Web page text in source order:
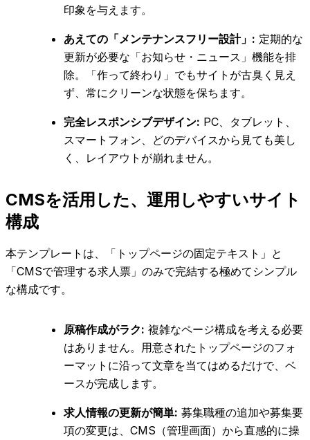
印象を与えます。
あえての「メンテナンスフリー設計」: 定期的な
更新が必要な「お知らせ・ニュース」機能を排
除。「作って終わり」でもサイトが古臭く見え
ず、常にクリーンな状態を保ちます。
完全レスポンシブデザイン: PC、タブレット、
スマートフォン、どのデバイスから見ても美し
く、レイアウトが崩れません。
CMSを活用した、運用しやすいサイト
構成
本テンプレートは、「トップページの固定テキスト」と
「CMSで管理する求人票」のみで完結する極めてシンプル
な構成です。
原稿作成がラク: 複雑なページ構成を考える必要
はありません。用意されたトップページのフォ
ーマットに沿って文章を当てはめるだけで、ベ
ースが完成します。
求人情報の更新が簡単: 募集職種の追加や募集要
項の変更は、CMS（管理画面）から直感的に操